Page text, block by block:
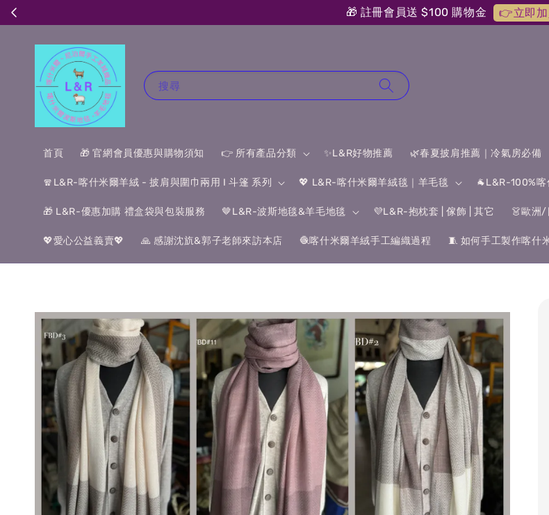
🎁 註冊會員送 $100 購物金 👉立即加
搜尋
首頁 🎁 官網會員優惠與購物須知 👉 所有產品分類 ✨L&R好物推薦 🌿春夏披肩推薦｜冷氣房必備
🧣L&R-喀什米爾羊絨 - 披肩與圍巾兩用 I 斗篷 系列 💖 L&R-喀什米爾羊絨毯｜羊毛毯 🐐L&R-100%
🎁 L&R-優惠加購 禮盒袋與包裝服務 🤎L&R-波斯地毯&羊毛地毯 💜L&R-抱枕套 | 傢飾 | 其它 👗歐洲/
💖愛心公益義賣💖 🙏 感謝沈斻&郭子老師來訪本店 🧶喀什米爾羊絨手工編織過程 🧵 如何手工製作喀什